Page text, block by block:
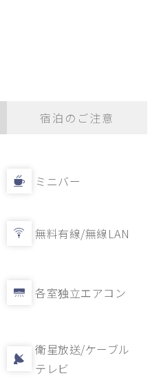
宿泊のご注意
ミニバー
無料有線/無線LAN
各室独立エアコン
衛星放送/ケーブル
テレビ